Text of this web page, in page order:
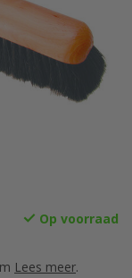
Op voorraad
Lees meer.